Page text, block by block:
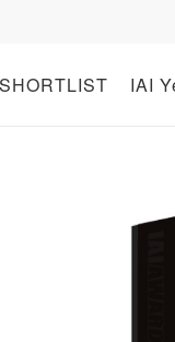
SHORTLIST IAI